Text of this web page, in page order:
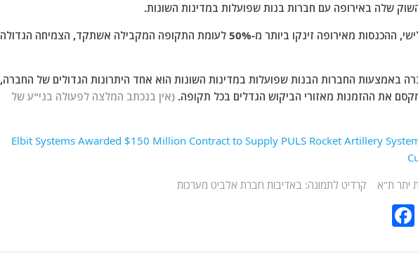
שלה באירופה עם חברות בנות שפועלות במדינות השונות.
על פי הדוחות לרבעון השלישי, ההכנסות מאירופה זינקו ביותר מ-50% לעומת התקופה המקבילה אשתקד, הצמיחה הגדולה
באמצעות החברות הבנות שפועלות במדינות השונות הוא אחד היתרונות הגדולים של החברה,
את ההזמנות מאזורי הביקוש הגדלים בכל תקופה. (אין בנכתב המלצה לפעולה בני"ע של
יתר ת"א קרדיט לתמונה: באדיבות חברת אלביט מערכות
T